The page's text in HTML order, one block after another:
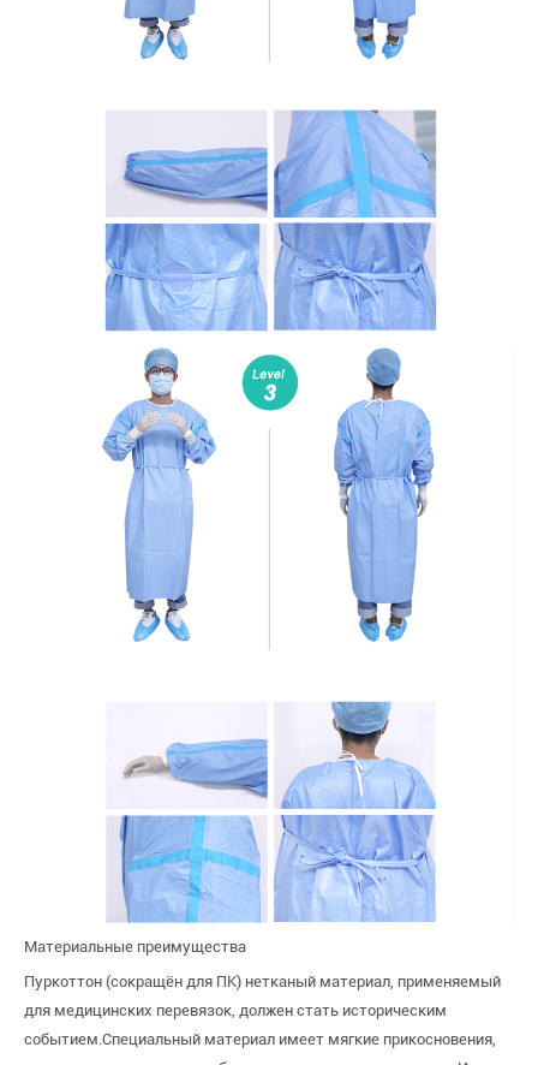
Материальные преимущества
Пуркоттон (сокращён для ПК) нетканый материал, применяемый
для медицинских перевязок, должен стать историческим
событием.Специальный материал имеет мягкие прикосновения,